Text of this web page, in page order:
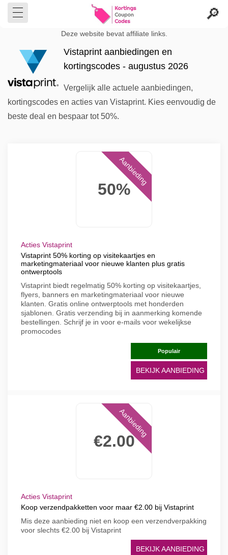
Deze website bevat affiliate links.
Vistaprint aanbiedingen en
kortingscodes - augustus 2026
Vergelijk alle actuele aanbiedingen,
kortingscodes en acties van Vistaprint. Kies eenvoudig de
beste deal en bespaar tot 50%.
50%
Aanbieding
Acties Vistaprint
Vistaprint 50% korting op visitekaartjes en
marketingmateriaal voor nieuwe klanten plus gratis
ontwerptools
Vistaprint biedt regelmatig 50% korting op visitekaartjes,
flyers, banners en marketingmateriaal voor nieuwe
klanten. Gratis online ontwerptools met honderden
sjablonen. Gratis verzending bij in aanmerking komende
bestellingen. Schrijf je in voor e-mails voor wekelijkse
promocodes
Populair
BEKIJK AANBIEDING
€2.00
Aanbieding
Acties Vistaprint
Koop verzendpakketten voor maar €2.00 bij Vistaprint
Mis deze aanbieding niet en koop een verzendverpakking
voor slechts €2.00 bij Vistaprint
BEKIJK AANBIEDING